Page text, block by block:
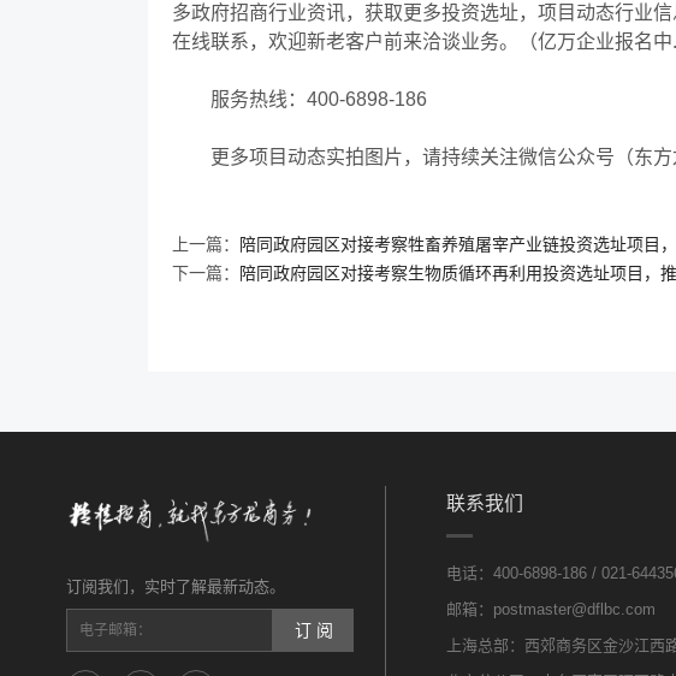
多政府招商行业资讯，获取更多投资选址，项目动态行业
在线联系，欢迎新老客户前来洽谈业务。（亿万企业报名中
服务热线： 400-6898-186
更多项目动态实拍图片，请持续关注微信公众号（东
上一篇：
陪同政府园区对接考察牲畜养殖屠宰产业链投资选址项目
下一篇：
陪同政府园区对接考察生物质循环再利用投资选址项目，
订阅我们，实时了解最新动态。
订 阅
联系我们
电话：400-6898-186 / 021-
邮箱：postmaster@dflbc.com
上海总部：西郊商务区金沙江西